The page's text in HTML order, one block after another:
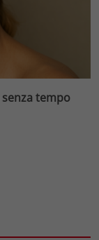
tempo